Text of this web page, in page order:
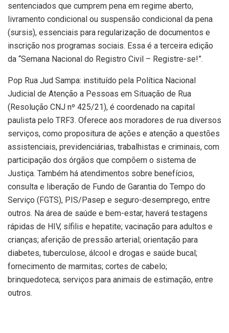
sentenciados que cumprem pena em regime aberto,
livramento condicional ou suspensão condicional da pena
(sursis), essenciais para regularização de documentos e
inscrição nos programas sociais. Essa é a terceira edição
da “Semana Nacional do Registro Civil – Registre-se!”.
Pop Rua Jud Sampa: instituído pela Política Nacional
Judicial de Atenção a Pessoas em Situação de Rua
(Resolução CNJ nº 425/21), é coordenado na capital
paulista pelo TRF3. Oferece aos moradores de rua diversos
serviços, como propositura de ações e atenção a questões
assistenciais, previdenciárias, trabalhistas e criminais, com
participação dos órgãos que compõem o sistema de
Justiça. Também há atendimentos sobre benefícios,
consulta e liberação de Fundo de Garantia do Tempo do
Serviço (FGTS), PIS/Pasep e seguro-desemprego, entre
outros. Na área de saúde e bem-estar, haverá testagens
rápidas de HIV, sífilis e hepatite; vacinação para adultos e
crianças; aferição de pressão arterial; orientação para
diabetes, tuberculose, álcool e drogas e saúde bucal;
fornecimento de marmitas; cortes de cabelo;
brinquedoteca; serviços para animais de estimação, entre
outros.